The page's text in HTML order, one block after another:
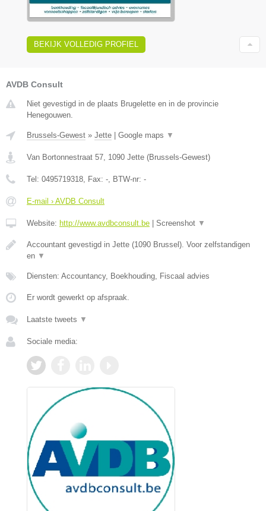
BEKIJK VOLLEDIG PROFIEL
AVDB Consult
Niet gevestigd in de plaats Brugelette en in de provincie
Henegouwen.
Brussels-Gewest » Jette | Google maps ▼
Van Bortonnestraat 57 1090 Jette (Brussels-Gewest)
Tel: 0495719318 , Fax: - , BTW-nr: -
E-mail › AVDB Consult
Website: http://www.avdbconsult.be | Screenshot ▼
Accountant gevestigd in Jette (1090 Brussel). Voor zelfstandigen
en ▼
Diensten: Accountancy, Boekhouding, Fiscaal advies
Er wordt gewerkt op afspraak.
Laatste tweets ▼
Sociale media: